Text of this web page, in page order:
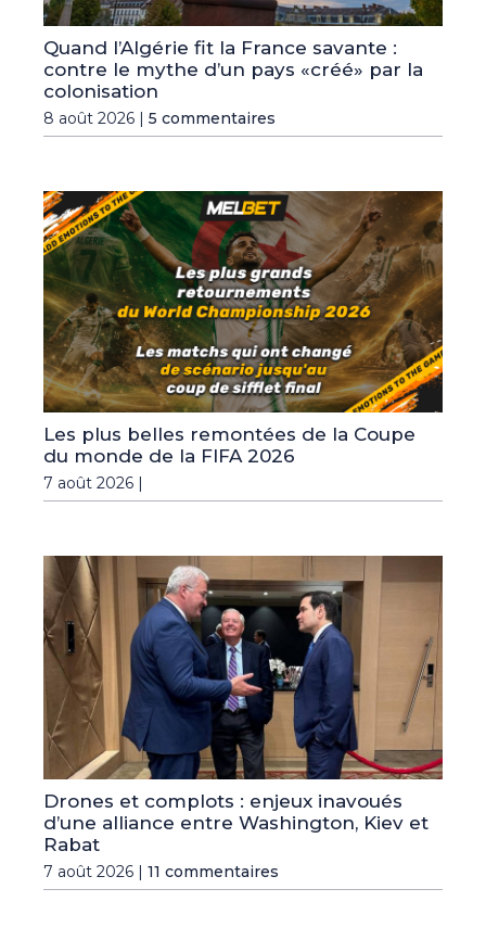
Quand l’Algérie fit la France savante :
contre le mythe d’un pays «créé» par la
colonisation
8 août 2026 | 5 commentaires
Les plus belles remontées de la Coupe
du monde de la FIFA 2026
7 août 2026 |
Drones et complots : enjeux inavoués
d’une alliance entre Washington, Kiev et
Rabat
7 août 2026 | 11 commentaires